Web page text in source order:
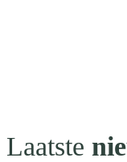
Laatste